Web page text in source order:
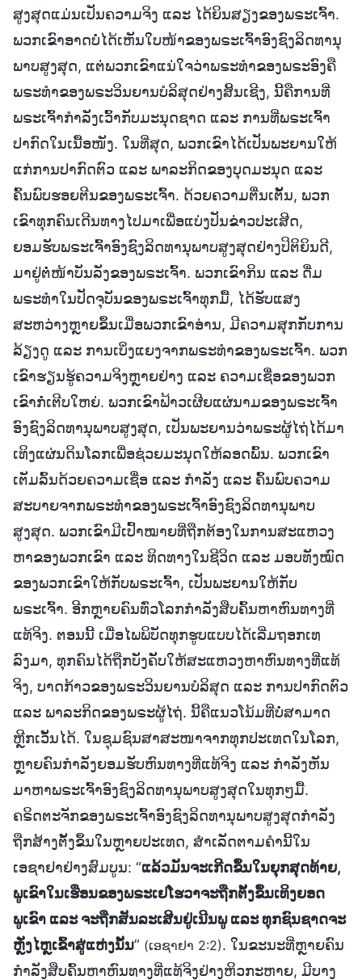
ສູງສຸດແມ່ນເປັນຄວາມຈິງ ແລະ ໄດ້ຍິນສຽງຂອງພຣະເຈົ້າ.
ພວກເຂົາອາດບໍ່ໄດ້ເຫັນໃບໜ້າຂອງພຣະເຈົ້າອົງຊົງລິດທານຸ
ພາບສູງສຸດ, ແຕ່ພວກເຂົາແນ່ໃຈວ່າພຣະທຳຂອງພຣະອົງຄື
ພຣະທຳຂອງພຣະວິນຍານບໍລິສຸດຢ່າງສິ້ນເຊີງ, ນີ້ຄືການທີ່
ພຣະເຈົ້າກຳລັງເວົ້າກັບມະນຸດຊາດ ແລະ ການທີ່ພຣະເຈົ້າ
ປາກົດໃນເນື້ອໜັງ. ໃນທີ່ສຸດ, ພວກເຂົາໄດ້ເປັນພະຍານໃຫ້
ແກ່ການປາກົດຕົວ ແລະ ພາລະກິດຂອງບຸດມະນຸດ ແລະ
ຄົ້ນພົບຮອຍຕີນຂອງພຣະເຈົ້າ. ດ້ວຍຄວາມຕື່ນເຕັ້ນ, ພວກ
ເຂົາທຸກຄົນເດີນທາງໄປມາເພື່ອແບ່ງປັນຂ່າວປະເສີດ,
ຍອມຮັບພຣະເຈົ້າອົງຊົງລິດທານຸພາບສູງສຸດຢ່າງປິຕິຍິນດີ,
ມາຢູ່ຕໍ່ໜ້າບັນລັງຂອງພຣະເຈົ້າ. ພວກເຂົາກິນ ແລະ ດື່ມ
ພຣະທຳໃນປັດຈຸບັນຂອງພຣະເຈົ້າທຸກມື້, ໄດ້ຮັບແສງ
ສະຫວ່າງຫຼາຍຂຶ້ນເມື່ອພວກເຂົາອ່ານ, ມີຄວາມສຸກກັບການ
ລ້ຽງດູ ແລະ ການເບິ່ງແຍງຈາກພຣະທຳຂອງພຣະເຈົ້າ. ພວກ
ເຂົາຮຽນຮູ້ຄວາມຈິງຫຼາຍຢ່າງ ແລະ ຄວາມເຊື່ອຂອງພວກ
ເຂົາກໍ່ເຕີບໃຫຍ່. ພວກເຂົາຟ້າວເຜີຍແຜ່ນາມຂອງພຣະເຈົ້າ
ອົງຊົງລິດທານຸພາບສູງສຸດ, ເປັນພະຍານວ່າພຣະຜູ້ໄຖ່ໄດ້ມາ
ເທິງແຜ່ນດິນໂລກເພື່ອຊ່ວຍມະນຸດໃຫ້ລອດພົ້ນ. ພວກເຂົາ
ເຕັມລົ້ນດ້ວຍຄວາມເຊື່ອ ແລະ ກຳລັງ ແລະ ຄົ້ນພົບຄວາມ
ສະບາຍຈາກພຣະທຳຂອງພຣະເຈົ້າອົງຊົງລິດທານຸພາບ
ສູງສຸດ. ພວກເຂົາມີເປົ້າໝາຍທີ່ຖືກຕ້ອງໃນການສະແຫວງ
ຫາຂອງພວກເຂົາ ແລະ ທິດທາງໃນຊີວິດ ແລະ ມອບທັງໝົດ
ຂອງພວກເຂົາໃຫ້ກັບພຣະເຈົ້າ, ເປັນພະຍານໃຫ້ກັບ
ພຣະເຈົ້າ. ອີກຫຼາຍຄົນທົ່ວໂລກກຳລັງສືບຄົ້ນຫາຫົນທາງທີ່
ແທ້ຈິງ. ຕອນນີ້ ເມື່ອໄພພິບັດທຸກຮູບແບບໄດ້ເລີ່ມຖອກເທ
ລົງມາ, ທຸກຄົນໄດ້ຖືກບັງຄັັບໃຫ້ສະແຫວງຫາຫົນທາງທີ່ແທ້
ຈິງ, ບາດກ້າວຂອງພຣະວິນຍານບໍລິສຸດ ແລະ ການປາກົດຕົວ
ແລະ ພາລະກິດຂອງພຣະຜູ້ໄຖ່. ນີ້ຄືແນວໂນ້ມທີ່ບໍ່ສາມາດ
ຫຼີກເວັ້ນໄດ້. ໃນຊຸມຊົນສາສະໜາຈາກທຸກປະເທດໃນໂລກ,
ຫຼາຍຄົນກຳລັງຍອມຮັບຫົນທາງທີ່ແທ້ຈິງ ແລະ ກຳລັງຫັນ
ມາຫາພຣະເຈົ້າອົງຊົງລິດທານຸພາບສູງສຸດໃນທຸກໆມື້.
ຄຣິດຕະຈັກຂອງພຣະເຈົ້າອົງຊົງລິດທານຸພາບສູງສຸດກຳລັງ
ຖືກສ້າງຕັ້ງຂຶ້ນໃນຫຼາຍປະເທດ, ສຳເລັດຕາມຄຳນີ້ໃນ
ເອຊາຢາຢ່າງສົມບູນ: “ແລ້ວມັນຈະເກີດຂຶ້ນໃນຍຸກສຸດທ້າຍ,
ພູເຂົາໃນເຮືອນຂອງພຣະເຢໂຮວາຈະຖືກຕັ້ງຂຶ້ນເທິງຍອດ
ພູເຂົາ ແລະ ຈະຖືກສັນລະເສີນຢູ່ເນີນພູ ແລະ ທຸກຊົນຊາດຈະ
ຫຼັ່ງໄຫຼເຂົ້າສູ່ແຫ່ງນັ້ນ” (ເອຊາຢາ 2:2). ໃນຂະນະທີ່ຫຼາຍຄົນ
ກຳລັງສືບຄົ້ນຫາຫົນທາງທີ່ແທ້ຈິງຢ່າງຫິວກະຫາຍ, ມີບາງ